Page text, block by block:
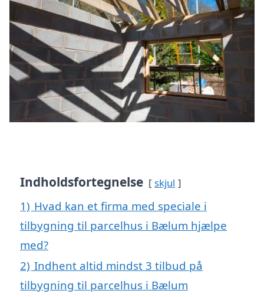
Indholdsfortegnelse skjul
1) Hvad kan et firma med speciale i
tilbygning til parcelhus i Bælum hjælpe
med?
2) Indhent altid mindst 3 tilbud på
tilbygning til parcelhus i Bælum